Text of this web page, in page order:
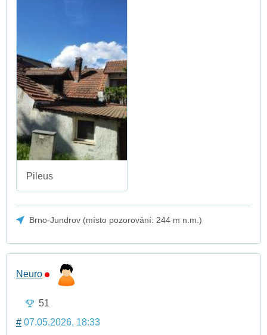
Pileus
Brno-Jundrov (místo pozorování: 244 m n.m.)
Neuro
51
# 07.05.2026, 18:33